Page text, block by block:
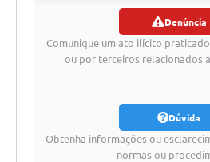
Denúncia
Comunique um ato ilícito
ou por terceiros relacionados
Dúvida
Obtenha informações ou
normas ou